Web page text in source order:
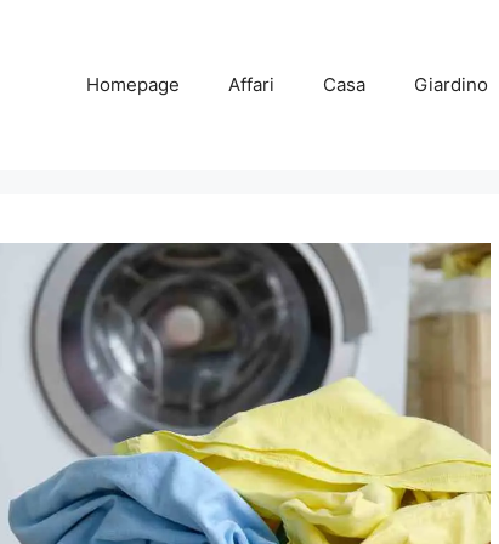
Homepage Affari Casa Giardino